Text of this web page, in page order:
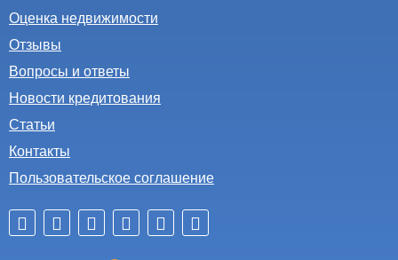
Оценка недвижимости
Отзывы
Вопросы и ответы
Новости кредитования
Статьи
Контакты
Пользовательское соглашение